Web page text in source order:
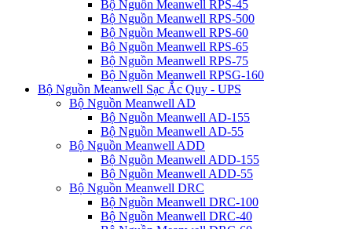
Bộ Nguồn Meanwell RPS-45
Bộ Nguồn Meanwell RPS-500
Bộ Nguồn Meanwell RPS-60
Bộ Nguồn Meanwell RPS-65
Bộ Nguồn Meanwell RPS-75
Bộ Nguồn Meanwell RPSG-160
Bộ Nguồn Meanwell Sạc Ắc Quy - UPS
Bộ Nguồn Meanwell AD
Bộ Nguồn Meanwell AD-155
Bộ Nguồn Meanwell AD-55
Bộ Nguồn Meanwell ADD
Bộ Nguồn Meanwell ADD-155
Bộ Nguồn Meanwell ADD-55
Bộ Nguồn Meanwell DRC
Bộ Nguồn Meanwell DRC-100
Bộ Nguồn Meanwell DRC-40